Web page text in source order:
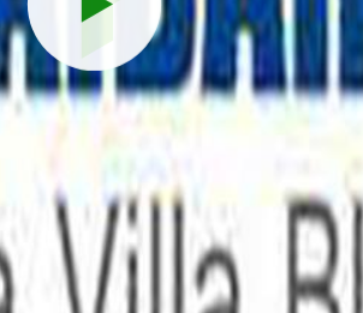
vídeo